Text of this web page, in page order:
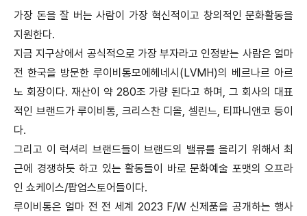
가장 돈을 잘 버는 사람이 가장 혁신적이고 창의적인 문화활동을
지원한다.
지금 지구상에서 공식적으로 가장 부자라고 인정받는 사람은 얼마
전 한국을 방문한 루이비통모에헤네시(LVMH)의 베르나르 아르
노 회장이다. 재산이 약 280조 가량 된다고 하며, 그 회사의 대표
적인 브랜드가 루이비통, 크리스찬 디올, 셀린느, 티파니앤코 등이
다.
그리고 이 럭셔리 브랜드들이 브랜드의 밸류를 올리기 위해서 최
근에 경쟁하듯 하고 있는 활동들이 바로 문화예술 포맷의 오프라
인 쇼케이스/팝업스토어들이다.
루이비통은 얼마 전 전 세계 2023 F/W 신제품을 공개하는 행사